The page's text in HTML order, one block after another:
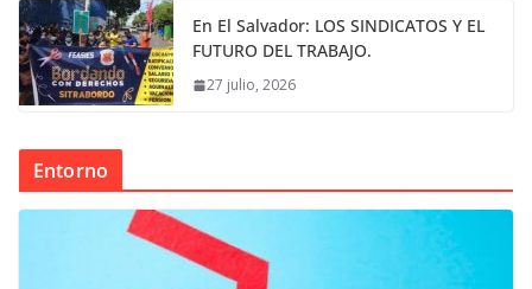
En El Salvador: LOS SINDICATOS Y EL
FUTURO DEL TRABAJO.
27 julio, 2026
Entorno